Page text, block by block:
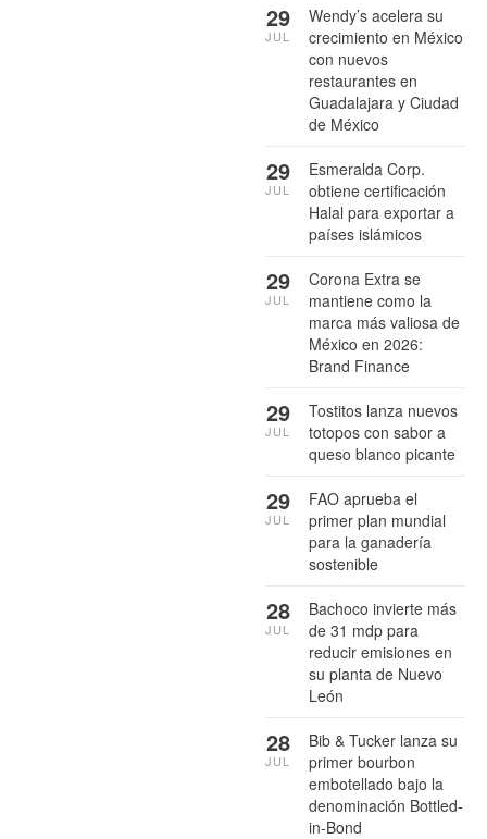
Wendy’s acelera su
crecimiento en México
con nuevos
restaurantes en
Guadalajara y Ciudad
de México
29
JUL
Esmeralda Corp.
obtiene certificación
Halal para exportar a
países islámicos
29
JUL
Corona Extra se
mantiene como la
marca más valiosa de
México en 2026:
Brand Finance
29
JUL
Tostitos lanza nuevos
totopos con sabor a
queso blanco picante
29
JUL
FAO aprueba el
primer plan mundial
para la ganadería
sostenible
29
JUL
Bachoco invierte más
de 31 mdp para
reducir emisiones en
su planta de Nuevo
León
28
JUL
Bib & Tucker lanza su
primer bourbon
embotellado bajo la
denominación Bottled-
in-Bond
28
JUL